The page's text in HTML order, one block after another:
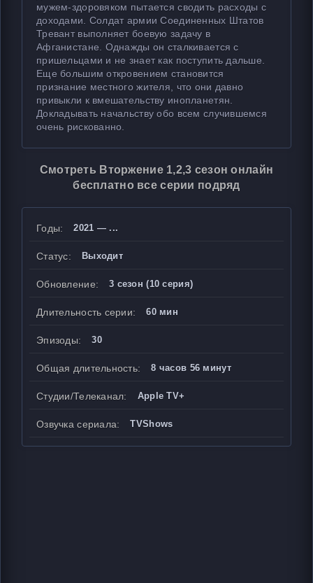
мужем-здоровяком пытается сводить расходы с
доходами. Солдат армии Соединенных Штатов
Тревант выполняет боевую задачу в
Афганистане. Однажды он сталкивается с
пришельцами и не знает как поступить дальше.
Еще большим откровением становится
признание местного жителя, что они давно
привыкли к вмешательству инопланетян.
Докладывать начальству обо всем случившемся
очень рискованно.
Смотреть Вторжение 1,2,3 сезон онлайн
бесплатно все серии подряд
Годы: 2021 — ...
Статус: Выходит
Обновление: 3 сезон (10 серия)
Длительность серии: 60 мин
Эпизоды: 30
Общая длительность: 8 часов 56 минут
Студии/Телеканал: Apple TV+
Озвучка сериала: TVShows